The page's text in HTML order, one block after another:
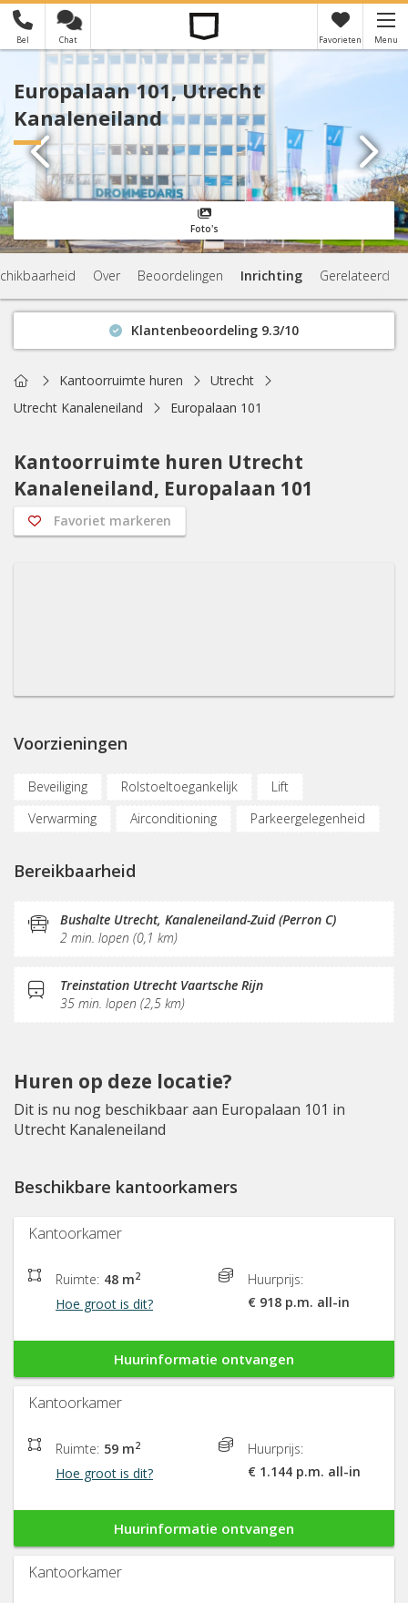
Bel Chat Favorieten Menu
Europalaan 101, Utrecht
Kanaleneiland
Foto's
Over Beoordelingen Inrichting Gerelateerd
Klantenbeoordeling 9.3/10
Actuele beschikbaarheid
HomeKantoorruimte huren
Utrecht
Utrecht Kanaleneiland
Europalaan 101
Kantoorruimte huren Utrecht
Kanaleneiland, Europalaan 101
Favoriet markeren
Voorzieningen
Beveiliging Rolstoeltoegankelijk
Lift
Verwarming
Airconditioning
Parkeergelegenheid
Vergaderplekken
Internetmogelijkheden
Glasvezel
KVK-inschrijving
Sociaal hart
Restaurant
Schoonmaak
Terras
Bereikbaarheid
Bushalte Utrecht, Kanaleneiland-Zuid (Perron C)
2 min. lopen (0,1 km)
Treinstation Utrecht Vaartsche Rijn
35 min. lopen (2,5 km)
Huren op deze locatie?
Dit is nu nog beschikbaar aan Europalaan 101 in
Utrecht Kanaleneiland
Beschikbare kantoorkamers
Kantoorkamer
Ruimte: 48 m2
Hoe groot is dit?
Huurprijs:
€ 918 p.m. all-in
Huurinformatie ontvangen
Kantoorkamer
Ruimte: 59 m2
Hoe groot is dit?
Huurprijs:
€ 1.144 p.m. all-in
Huurinformatie ontvangen
Kantoorkamer